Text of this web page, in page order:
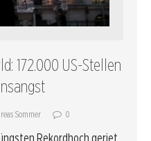
172.000 US-Stellen
Sommer 0
Rekordhoch geriet